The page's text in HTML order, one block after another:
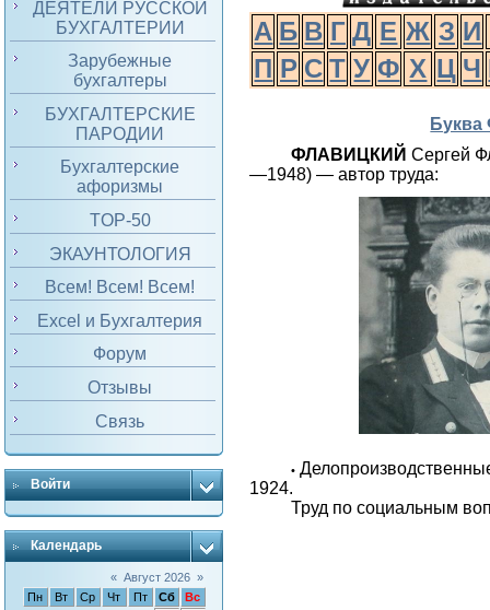
ДЕЯТЕЛИ РУССКОЙ
БУХГАЛТЕРИИ
Зарубежные
бухгалтеры
БУХГАЛТЕРСКИЕ
ПАРОДИИ
Бухгалтерские
афоризмы
TOP-50
ЭКАУНТОЛОГИЯ
Всем! Всем! Всем!
Excel и Бухгалтерия
Форум
Отзывы
Связь
Войти
Календарь
« Август 2026 »
Пн
Вт Ср Чт Пт Сб
Вс
А Б В Г Д Е Ж З И
П Р С Т У Ф Х Ц Ч
Буква
ФЛАВИЦКИЙ Сергей
—1948) — автор труда:
•
1924.
Труд по социальным